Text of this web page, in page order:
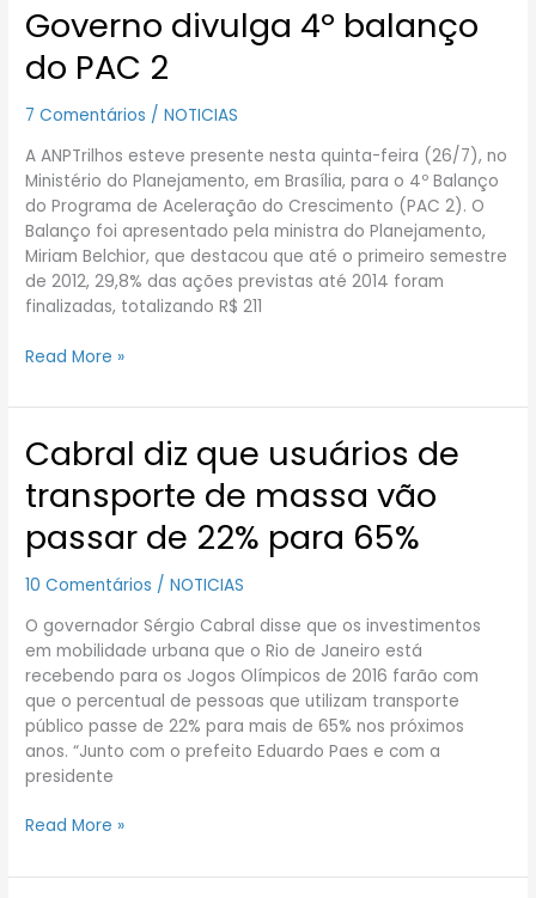
Governo divulga 4º balanço
do PAC 2
7 Comentários /NOTICIAS
A ANPTrilhos esteve presente nesta quinta-feira (26/7), no
Ministério do Planejamento, em Brasília, para o 4º Balanço
do Programa de Aceleração do Crescimento (PAC 2). O
Balanço foi apresentado pela ministra do Planejamento,
Miriam Belchior, que destacou que até o primeiro semestre
de 2012, 29,8% das ações previstas até 2014 foram
finalizadas, totalizando R$ 211
Governo
divulga
4º
do
2
Read More »
Cabral diz que usuários de
transporte de massa vão
passar de 22% para 65%
10 Comentários /NOTICIAS
O governador Sérgio Cabral disse que os investimentos
em mobilidade urbana que o Rio de Janeiro está
recebendo para os Jogos Olímpicos de 2016 farão com
que o percentual de pessoas que utilizam transporte
público passe de 22% para mais de 65% nos próximos
anos. “Junto com o prefeito Eduardo Paes e com a
presidente
Cabral
diz
que
de
de
massa
vão
passar
de
22%
para
65%
Read More »